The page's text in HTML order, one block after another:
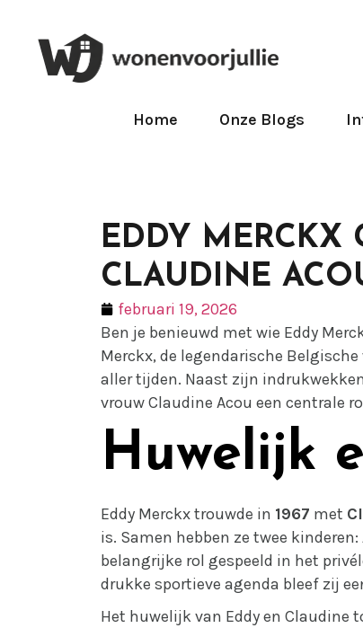
Home Onze Blogs
EDDY MERCKX
CLAUDINE
februari 19, 2026
Ben je benieuwd met wie Eddy
Merckx, de legendarische
aller tijden. Naast zijn
vrouw Claudine Acou een centrale
Huwelijk
Eddy Merckx trouwde in 1967 met
is. Samen hebben ze twee kinderen:
belangrijke rol gespeeld in het
drukke sportieve agenda bleef zij
Het huwelijk van Eddy en